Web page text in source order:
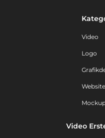
Video
Logo
Website
Video